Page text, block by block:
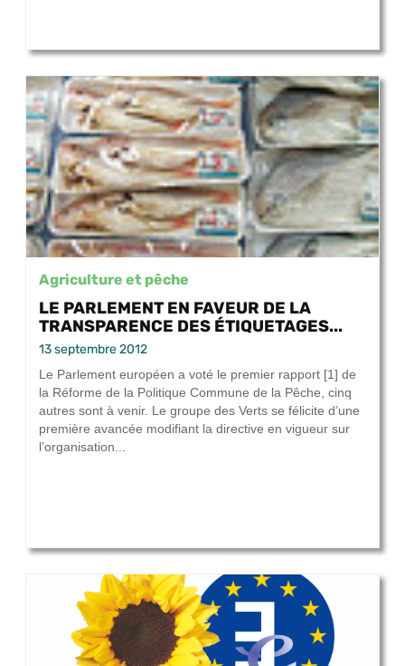
Agriculture et pêche
LE PARLEMENT EN FAVEUR DE LA
TRANSPARENCE DES ÉTIQUETAGES...
13 septembre 2012
Le Parlement européen a voté le premier rapport [1] de
la Réforme de la Politique Commune de la Pêche, cinq
autres sont à venir. Le groupe des Verts se félicite d’une
première avancée modifiant la directive en vigueur sur
l’organisation...